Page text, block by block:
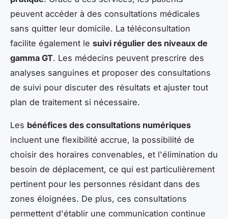
peuvent accéder à des consultations médicales
sans quitter leur domicile. La téléconsultation
facilite également le suivi régulier des niveaux de
gamma GT. Les médecins peuvent prescrire des
analyses sanguines et proposer des consultations
de suivi pour discuter des résultats et ajuster tout
plan de traitement si nécessaire.
Les bénéfices des consultations numériques
incluent une flexibilité accrue, la possibilité de
choisir des horaires convenables, et l'élimination du
besoin de déplacement, ce qui est particulièrement
pertinent pour les personnes résidant dans des
zones éloignées. De plus, ces consultations
permettent d'établir une communication continue